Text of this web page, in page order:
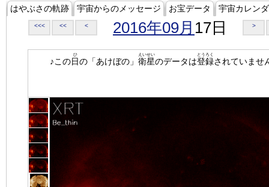
はやぶさの軌跡 宇宙からのメッセージ お宝データ 宇宙カレン
<<< << < 2016年09月 17日 >
♪この日
ひ
の「あけぼの」 衛星
えいせい
のデータは登録
とうろく
されていませ